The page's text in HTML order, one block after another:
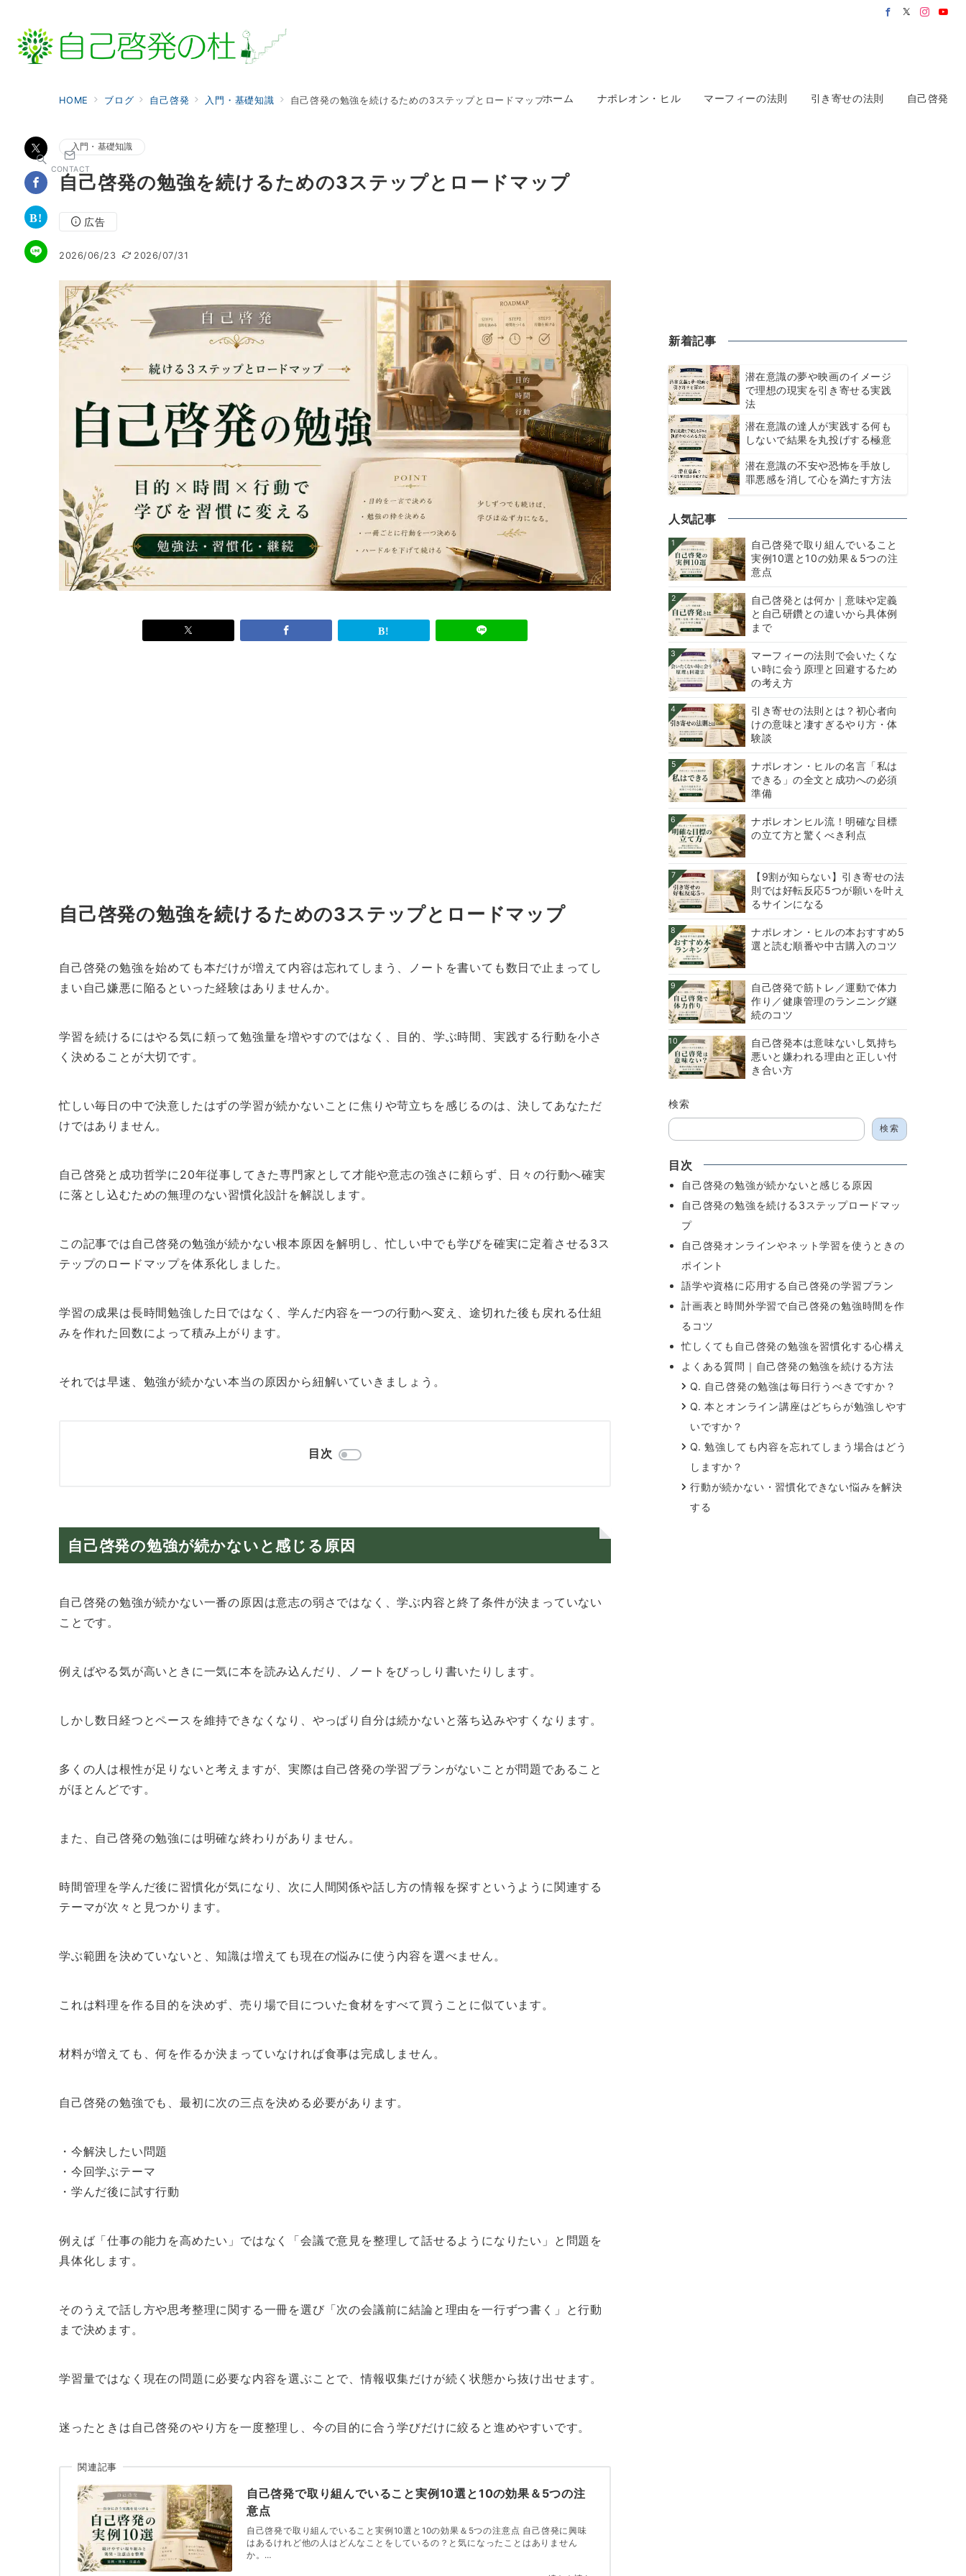
ホーム ナポレオン・ヒル マーフィーの法則 引き寄せの法則 自己啓発
CONTACT
HOME ブログ 自己啓発 入門・基礎知識 自己啓発の勉強を続けるための3ステップとロードマップ
入門・基礎知識
自己啓発の勉強を続けるための3ステップとロードマップ
広告
2026/06/23 2026/07/31
自己啓発の勉強を続けるための3ステップとロードマップ
自己啓発の勉強を始めても本だけが増えて内容は忘れてしまう、ノートを書いても数日で止まってし
まい自己嫌悪に陥るといった経験はありませんか。
学習を続けるにはやる気に頼って勉強量を増やすのではなく、目的、学ぶ時間、実践する行動を小さ
く決めることが大切です。
忙しい毎日の中で決意したはずの学習が続かないことに焦りや苛立ちを感じるのは、決してあなただ
けではありません。
自己啓発と成功哲学に20年従事してきた専門家として才能や意志の強さに頼らず、日々の行動へ確実
に落とし込むための無理のない習慣化設計を解説します。
この記事では自己啓発の勉強が続かない根本原因を解明し、忙しい中でも学びを確実に定着させる3ス
テップのロードマップを体系化しました。
学習の成果は長時間勉強した日ではなく、学んだ内容を一つの行動へ変え、途切れた後も戻れる仕組
みを作れた回数によって積み上がります。
それでは早速、勉強が続かない本当の原因から紐解いていきましょう。
目次
自己啓発の勉強が続かないと感じる原因
自己啓発の勉強が続かない一番の原因は意志の弱さではなく、学ぶ内容と終了条件が決まっていない
ことです。
例えばやる気が高いときに一気に本を読み込んだり、ノートをびっしり書いたりします。
しかし数日経つとペースを維持できなくなり、やっぱり自分は続かないと落ち込みやすくなります。
多くの人は根性が足りないと考えますが、実際は自己啓発の学習プランがないことが問題であること
がほとんどです。
また、自己啓発の勉強には明確な終わりがありません。
時間管理を学んだ後に習慣化が気になり、次に人間関係や話し方の情報を探すというように関連する
テーマが次々と見つかります。
学ぶ範囲を決めていないと、知識は増えても現在の悩みに使う内容を選べません。
これは料理を作る目的を決めず、売り場で目についた食材をすべて買うことに似ています。
材料が増えても、何を作るか決まっていなければ食事は完成しません。
自己啓発の勉強でも、最初に次の三点を決める必要があります。
・今解決したい問題
・今回学ぶテーマ
・学んだ後に試す行動
例えば「仕事の能力を高めたい」ではなく「会議で意見を整理して話せるようになりたい」と問題を
具体化します。
そのうえで話し方や思考整理に関する一冊を選び「次の会議前に結論と理由を一行ずつ書く」と行動
まで決めます。
学習量ではなく現在の問題に必要な内容を選ぶことで、情報収集だけが続く状態から抜け出せます。
迷ったときは自己啓発のやり方を一度整理し、今の目的に合う学びだけに絞ると進めやすいです。
関連記事
自己啓発で取り組んでいること実例10選と10の効果＆5つの注
意点
自己啓発で取り組んでいること実例10選と10の効果＆5つの注意点 自己啓発に興味
はあるけれど他の人はどんなことをしているの？と気になったことはありません
か。…
新着記事
潜在意識の夢や映画のイメージ
で理想の現実を引き寄せる実践
法
潜在意識の達人が実践する何も
しないで結果を丸投げする極意
潜在意識の不安や恐怖を手放し
罪悪感を消して心を満たす方法
人気記事
1
自己啓発で取り組んでいること
実例10選と10の効果＆5つの注
意点
2
自己啓発とは何か｜意味や定義
と自己研鑽との違いから具体例
まで
3
マーフィーの法則で会いたくな
い時に会う原理と回避するため
の考え方
4
引き寄せの法則とは？初心者向
けの意味と凄すぎるやり方・体
験談
5
ナポレオン・ヒルの名言「私は
できる」の全文と成功への必須
準備
6
ナポレオンヒル流！明確な目標
の立て方と驚くべき利点
7
【9割が知らない】引き寄せの法
則では好転反応5つが願いを叶え
るサインになる
8
ナポレオン・ヒルの本おすすめ5
選と読む順番や中古購入のコツ
9
自己啓発で筋トレ／運動で体力
作り／健康管理のランニング継
続のコツ
10
自己啓発本は意味ないし気持ち
悪いと嫌われる理由と正しい付
き合い方
検索
検索
目次
自己啓発の勉強が続かないと感じる原因
自己啓発の勉強を続ける3ステップロードマッ
プ
自己啓発オンラインやネット学習を使うときの
ポイント
語学や資格に応用する自己啓発の学習プラン
計画表と時間外学習で自己啓発の勉強時間を作
るコツ
忙しくても自己啓発の勉強を習慣化する心構え
よくある質問｜自己啓発の勉強を続ける方法
Q. 自己啓発の勉強は毎日行うべきですか？
Q. 本とオンライン講座はどちらが勉強しやす
いですか？
Q. 勉強しても内容を忘れてしまう場合はどう
しますか？
行動が続かない・習慣化できない悩みを解決
する